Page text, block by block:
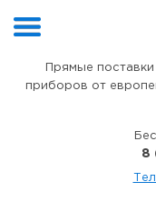
Прямые
приборов от
8